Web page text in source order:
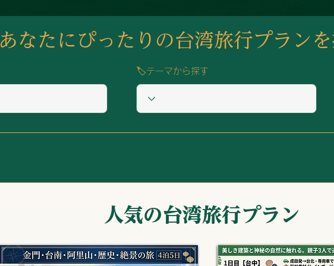
あなたにぴったりの台湾旅行プラン
🏷️テーマから探す
​人気の台湾旅行プラン